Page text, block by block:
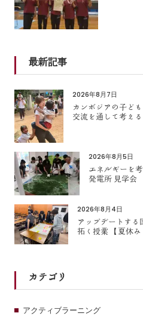
最新記事
2026年8月7日
カンボジアの子ど
交流を通して考え
2026年8月5日
エネルギーを
発電所 見学会
2026年8月4日
アップデートす
拓く授業 【夏休
カテゴリ
アクティブラーニング